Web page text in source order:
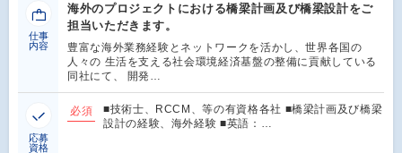
仕事
内容
海外のプロジェクトにおける橋梁計画及び橋梁設計をご
担当いただきます。
豊富な海外業務経験とネットワークを活かし、世界各国の
人々の 生活を支える社会環境経済基盤の整備に貢献している
同社にて、 開発…
応募
資格
必須
■技術士、RCCM、等の有資格各社 ■橋梁計画及び橋梁
設計の経験、海外経験 ■英語：…